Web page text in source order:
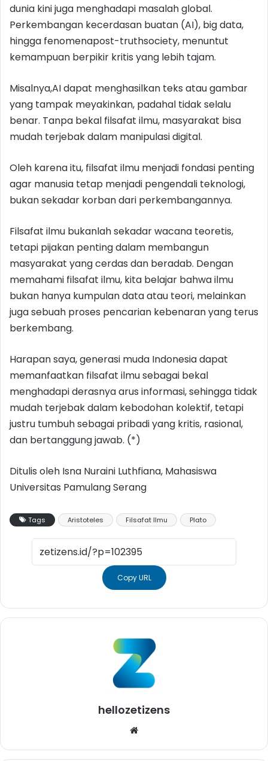
dunia kini juga menghadapi masalah global.
Perkembangan kecerdasan buatan (AI), big data,
hingga fenomenapost-truthsociety, menuntut
kemampuan berpikir kritis yang lebih tajam.
Misalnya,AI dapat menghasilkan teks atau gambar
yang tampak meyakinkan, padahal tidak selalu
benar. Tanpa bekal filsafat ilmu, masyarakat bisa
mudah terjebak dalam manipulasi digital.
Oleh karena itu, filsafat ilmu menjadi fondasi penting
agar manusia tetap menjadi pengendali teknologi,
bukan sekadar korban dari perkembangannya.
Filsafat ilmu bukanlah sekadar wacana teoretis,
tetapi pijakan penting dalam membangun
masyarakat yang cerdas dan beradab. Dengan
memahami filsafat ilmu, kita belajar bahwa ilmu
bukan hanya kumpulan data atau teori, melainkan
juga sebuah proses pencarian kebenaran yang terus
berkembang.
Harapan saya, generasi muda Indonesia dapat
memanfaatkan filsafat ilmu sebagai bekal
menghadapi derasnya arus informasi, sehingga tidak
mudah terjebak dalam kebodohan kolektif, tetapi
justru tumbuh sebagai pribadi yang kritis, rasional,
dan bertanggung jawab. (*)
Ditulis oleh Isna Nuraini Luthfiana, Mahasiswa
Universitas Pamulang Serang
Tags Aristoteles Filsafat Ilmu Plato
Copy URL
hellozetizens